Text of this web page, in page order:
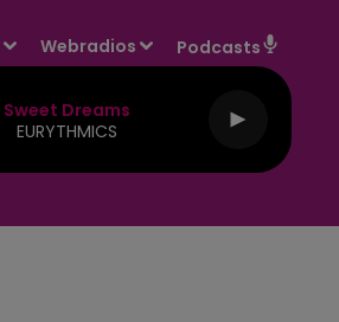
Webradios Podcasts
Sweet Dreams
EURYTHMICS